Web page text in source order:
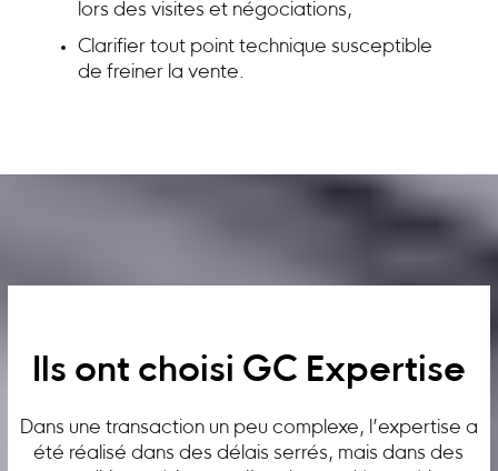
lors des visites et négociations,
Clarifier tout point technique susceptible
de freiner la vente.
Ils ont choisi GC Expertise
Dans une transaction un peu complexe, l’expertise a
été réalisé dans des délais serrés, mais dans des